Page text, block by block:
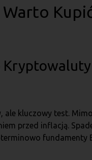
ale kluczowy test.
przed inflacją.
fundamenty